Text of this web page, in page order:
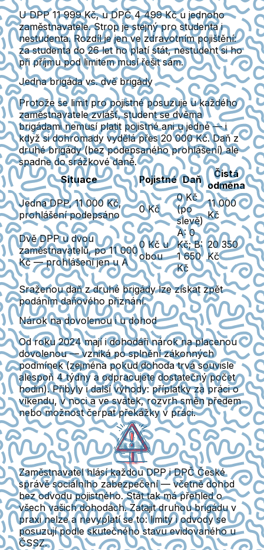
U DPP 11 999 Kč, u DPČ 4 499 Kč u jednoho
zaměstnavatele. Strop je stejný pro studenta i
nestudenta. Rozdíl je jen ve zdravotním pojištění:
za studenta do 26 let ho platí stát, nestudent si ho
při příjmu pod limitem musí řešit sám.
Jedna brigáda vs. dvě brigády
Protože se limit pro pojistné posuzuje u každého
zaměstnavatele zvlášť, student se dvěma
brigádami nemusí platit pojistné ani u jedné — i
když si dohromady vydělá přes 20 000 Kč. Daň z
druhé brigády (bez podepsaného prohlášení) ale
spadne do srážkové daně.
Situace
Pojistné Daň
Čistá
odměna
Jedna DPP, 11 000 Kč,
prohlášení podepsáno
0 Kč
0 Kč
(po
slevě)
11 000
Kč
Dvě DPP u dvou
zaměstnavatelů, po 11 000
Kč — prohlášení jen u A
0 Kč u
obou
A: 0
Kč; B:
1 650
Kč
20 350
Kč
Sraženou daň z druhé brigády lze získat zpět
podáním daňového přiznání.
Nárok na dovolenou i u dohod
Od roku 2024 mají i dohodáři nárok naplacenou
dovolenou— vzniká po splnění zákonných
podmínek (zejména pokud dohoda trvá souvisle
alespoň 4 týdny a odpracujete dostatečný počet
hodin). Přibyly i další výhody: příplatky za práci o
víkendu, v noci a ve svátek, rozvrh směn předem
nebo možnost čerpat překážky v práci.
Zaměstnavatel hlásí každou DPP i DPČ České
správě sociálního zabezpečení — včetně dohod
bez odvodu pojistného. Stát tak má přehled o
všech vašich dohodách. Zatajit druhou brigádu v
praxi nelze a nevyplatí se to: limity i odvody se
posuzují podle skutečného stavu evidovaného u
ČSSZ.